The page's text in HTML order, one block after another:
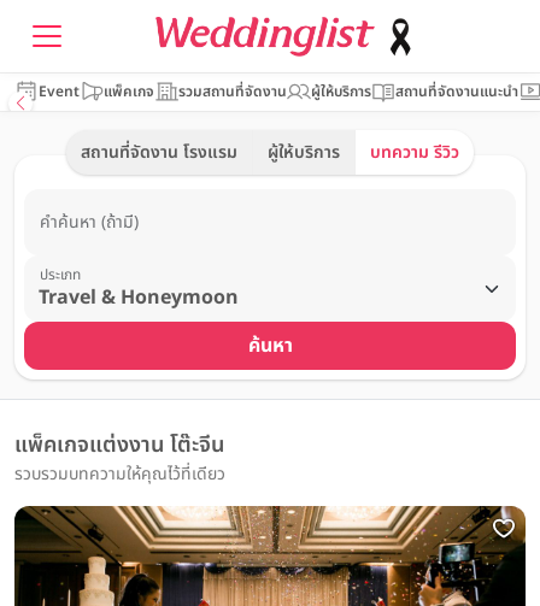
Event แพ็คเกจ รวมสถานที่จัดงาน ผู้ให้บริการ สถานที่จัดงานแนะนำ
สถานที่จัดงาน โรงแรม ผู้ให้บริการ บทความ รีวิว
คำค้นหา (ถ้ามี)
ประเภท
ค้นหา
แพ็คเกจแต่งงาน โต๊ะจีน
รวบรวมบทความให้คุณไว้ที่เดียว